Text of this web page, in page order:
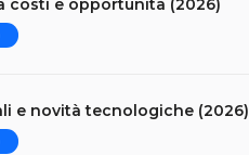
costi e opportunità (2026)
e novità tecnologiche (2026)